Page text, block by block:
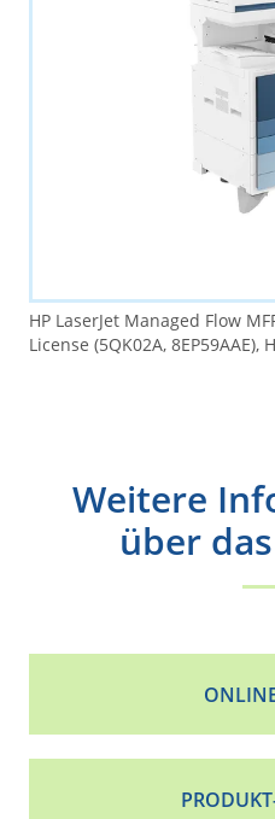
HP LaserJet Managed Flow
License (5QK02A, 8EP59AAE),
Weitere
über